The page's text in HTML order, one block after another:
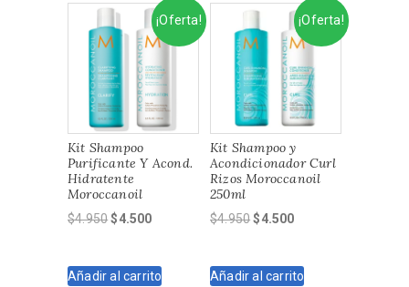
¡Oferta!
Kit Shampoo
Purificante Y Acond.
Hidratente
Moroccanoil
$4.950El
era:
$4.500El
es:
Añadir al carrito
¡Oferta!
Kit Shampoo y
Acondicionador Curl
Rizos Moroccanoil
250ml
$4.950El
era:
$4.500El
es:
Añadir al carrito